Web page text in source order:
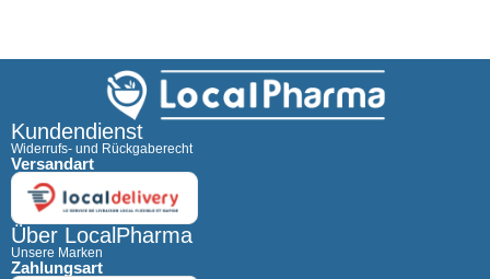
Kundendienst
Widerrufs- und Rückgaberecht
Versandart
Über LocalPharma
Unsere Marken
Zahlungsart